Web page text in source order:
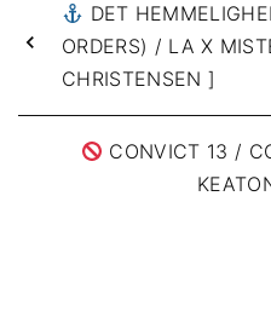
DET
ORDERS) / LA X
CHRISTENSEN ]
CONVICT 13 /